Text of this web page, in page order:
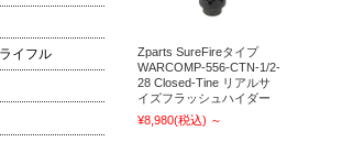
Zparts SureFireタイプ
WARCOMP-556-CTN-1/2-
28 Closed-Tine リアルサ
イズフラッシュハイダー
¥8,980(税込) ～
イフル